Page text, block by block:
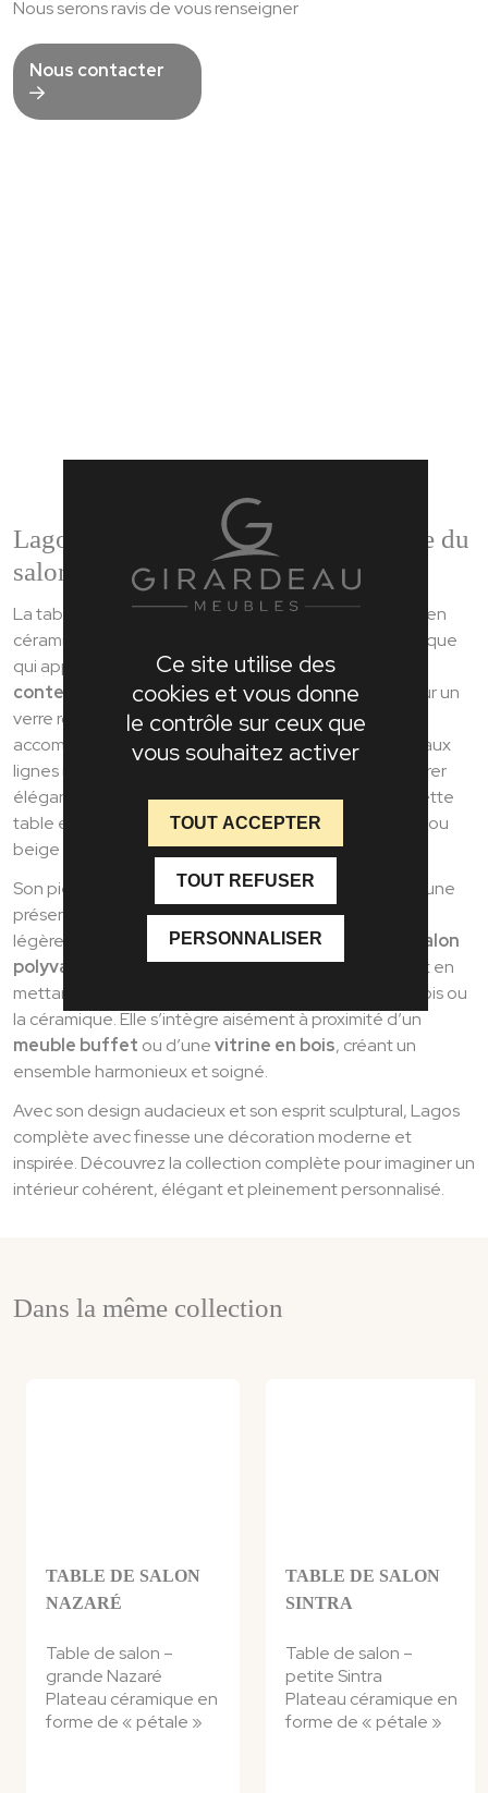
Nous serons ravis de vous renseigner
Nous contacter
Lagos : une table sculpturale au centre du
salon
La table de salon Lagos se distingue par son plateau en
céramique en forme de pétale, une silhouette organique
qui apporte une vraie singularité aumobilier
contemporain. Sa céramique délicatement posée sur un
verre robuste crée un contraste subtil, idéal pour
accompagner unfauteuil de salonou une enfilade aux
lignes modernes. Son format moyen permet d’équilibrer
élégance et fonctionnalité dans un espace de vie. Cette
table est disponible en 2 coloris : gris mat veiné cuivré ou
beige veiné.
Son piètement tubulaire en fer finition époxy affirme une
présence graphique, tout en conservant une grande
légèreté visuelle. Lagos devient alors une
table de salon
polyvalente
, pensée pour structurer votre pièce tout en
mettant en valeur les matières naturelles comme le bois ou
la céramique. Elle s’intègre aisément à proximité d’un
meuble buffet ou d’unevitrine en bois, créant un
ensemble harmonieux et soigné.
Avec son design audacieux et son esprit sculptural, Lagos
complète avec finesse une décoration moderne et
inspirée. Découvrez la collection complète pour imaginer un
intérieur cohérent, élégant et pleinement personnalisé.
Dans la même collection
TABLE DE SALON
NAZARÉ
Table de salon –
grande Nazaré
Plateau céramique en
forme de « pétale »
TABLE DE SALON
SINTRA
Table de salon –
petite Sintra
Plateau céramique en
forme de « pétale »
Ce site utilise des
cookies et vous donne
le contrôle sur ceux que
vous souhaitez activer
TOUT ACCEPTER
TOUT REFUSER
PERSONNALISER